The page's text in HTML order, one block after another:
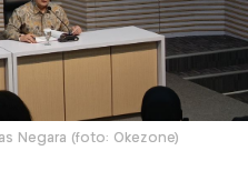
Negara (foto: Okezone)